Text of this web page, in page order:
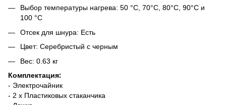
Выбор температуры нагрева: 50 °C, 70°C, 80°C, 90°C и
100 °C
Отсек для шнура: Есть
Цвет: Серебристый с черным
Вес: 0.63 кг
Комплектация:
- Электрочайник
- 2 x Пластиковых стаканчика